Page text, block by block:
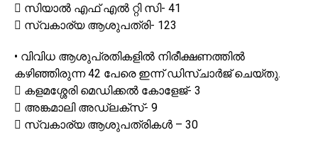
 സിയാൽ എഫ് എൽ റ്റി സി- 41
 സ്വകാര്യ ആശുപത്രി- 123
• വിവിധ ആശുപ്രതികളിൽ നിരീക്ഷണത്തിൽ
കഴിഞ്ഞിരുന്ന 42 പേരെ ഇന്ന് ഡിസ്ചാർജ് ചെയ്തു.
 കളമശ്ശേരി മെഡിക്കൽ കോളേജ്- 3
 അങ്കമാലി അഡ്ലക്സ്- 9
 സ്വകാര്യ ആശുപത്രികൾ – 30